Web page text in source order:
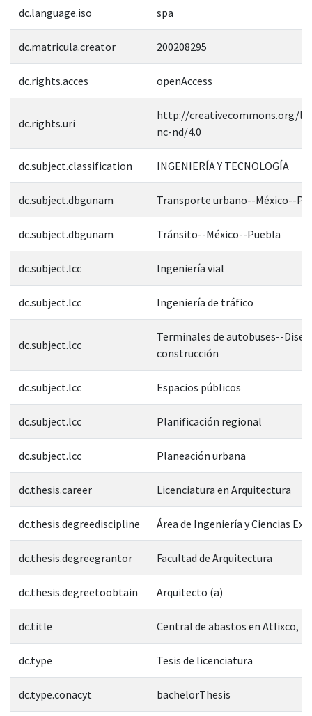
dc.language.iso spa
dc.matricula.creator 200208295
dc.rights.acces openAccess
dc.rights.uri
http://creativecommons.org/
nc-nd/4.0
dc.subject.classification INGENIERÍA Y TECNOLOGÍA
dc.subject.dbgunam Transporte urbano--México--
dc.subject.dbgunam Tránsito--México--Puebla
dc.subject.lcc Ingeniería vial
dc.subject.lcc Ingeniería de tráfico
dc.subject.lcc
Terminales de autobuses--
construcción
dc.subject.lcc Espacios públicos
dc.subject.lcc Planificación regional
dc.subject.lcc Planeación urbana
dc.thesis.career Licenciatura en Arquitectura
dc.thesis.degreediscipline Área de Ingeniería y Ciencias
dc.thesis.degreegrantor Facultad de Arquitectura
dc.thesis.degreetoobtain Arquitecto (a)
dc.title Central de abastos en Atlixco,
dc.type Tesis de licenciatura
dc.type.conacyt bachelorThesis